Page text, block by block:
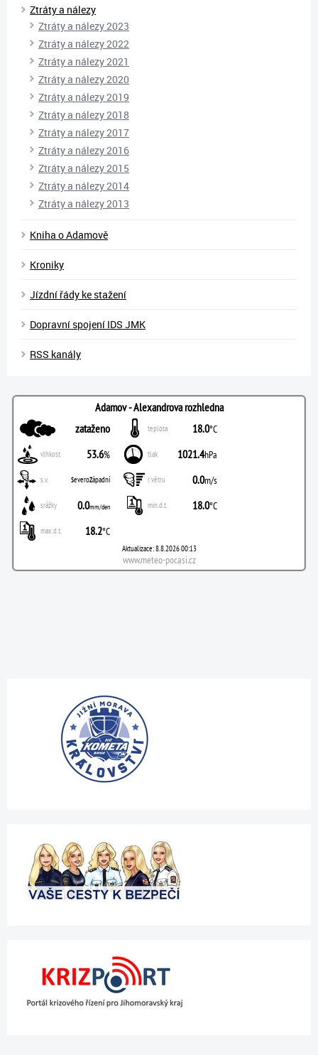
Ztráty a nálezy
Ztráty a nálezy 2023
Ztráty a nálezy 2022
Ztráty a nálezy 2021
Ztráty a nálezy 2020
Ztráty a nálezy 2019
Ztráty a nálezy 2018
Ztráty a nálezy 2017
Ztráty a nálezy 2016
Ztráty a nálezy 2015
Ztráty a nálezy 2014
Ztráty a nálezy 2013
Kniha o Adamově
Kroniky
Jízdní řády ke stažení
Dopravní spojení IDS JMK
RSS kanály